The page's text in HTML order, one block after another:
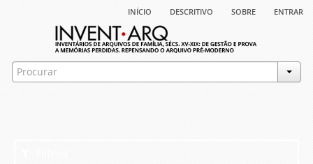
início descritivo sobre entrar